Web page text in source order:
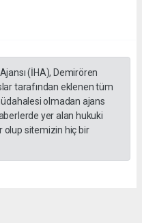
(İHA), Demirören
tarafından eklenen tüm
olmadan ajans
yer alan hukuki
olup sitemizin hiç bir